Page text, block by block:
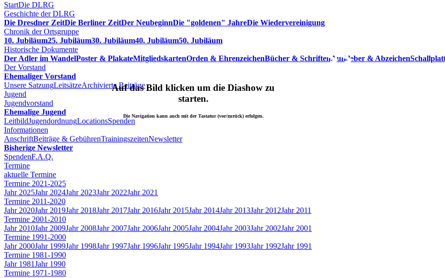
StartDie DLRG
Geschichte der DLRG
Die Dresdner ZeitDie Berliner ZeitDer NeubeginnDie "goldenen" JahreDie Wiedervereinigung
Chronik der Ortsgruppe
10. Jubiläum25. Jubiläum30. Jubiläum40. Jubiläum50. Jubiläum
Historische Dokumente
Der Adler im WandelPoster & PlakateMitgliedskartenOrden & EhrenzeichenBücher & SchriftenAufkleber & Abzeichen
Der Vorstand
Ehemaliger Vorstand
Unsere SatzungLeitsätzeArchivierte Beiträge
Jugend
Jugendvorstand
Ehemalige Jugend
LeitbildJugendordnungLocationsSpenden
Informationen
AnschriftBeiträge & GebührenTrainingszeitenNewsletter
Bisherige Newsletter
SpendenF.A.Q.
Termine
aktuelle Termine
Termine 2021-2025
Jahr 2025Jahr 2024Jahr 2023Jahr 2022Jahr 2021
Termine 2011-2020
Jahr 2020Jahr 2019Jahr 2018Jahr 2017Jahr 2016Jahr 2015Jahr 2014Jahr 2013Jahr 2012Jahr 2011
Termine 2001-2010
Jahr 2010Jahr 2009Jahr 2008Jahr 2007Jahr 2006Jahr 2005Jahr 2004Jahr 2003Jahr 2002Jahr 2001
Termine 1991-2000
Jahr 2000Jahr 1999Jahr 1998Jahr 1997Jahr 1996Jahr 1995Jahr 1994Jahr 1993Jahr 1992Jahr 1991
Termine 1981-1990
Jahr 1981Jahr 1990
Termine 1971-1980
Auf das Bild klicken um die Diashow zu
starten.
Die Navigation kann auch mit der Tastatur (vor/zurück) erfolgen.